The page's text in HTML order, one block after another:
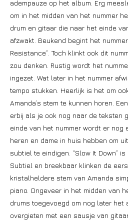
adempauze op het album. Erg
om in het midden van het nummer
drum en gitaar die naar het einde
afzwakt. Beukend begint het
Resistance”. Toch klinkt ook dit
zou denken. Rustig wordt het
ingezet. Wat later in het nummer
tempo stukken. Heerlijk is het om
Amanda’s stem te kunnen horen.
erbij als je ook nog naar de teksten
einde van het nummer wordt er nog
heren en dame in huis hebben om
subtiel te eindigen. “Slow It Down”
Subtiel en breekbaar klinken de
kristalheldere stem van Amanda
piano. Ongeveer in het midden van
drums toegevoegd om nog later het
overgieten met een sausje van